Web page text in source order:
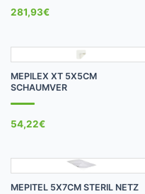
281,93€
MEPILEX XT 5X5CM
SCHAUMVER
54,22€
MEPITEL 5X7CM STERIL NETZ